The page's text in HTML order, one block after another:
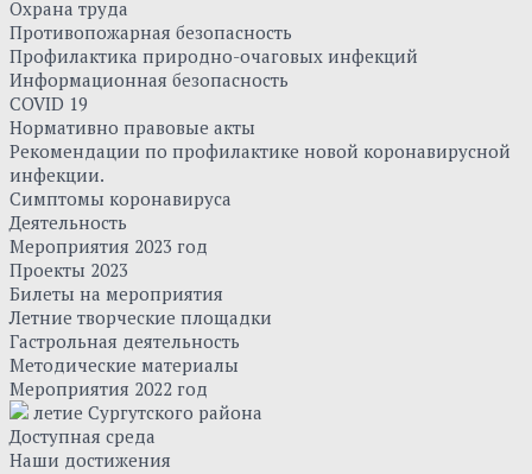
Охрана труда
Противопожарная безопасность
Профилактика природно-очаговых инфекций
Информационная безопасность
COVID 19
Нормативно правовые акты
Рекомендации по профилактике новой коронавирусной
инфекции.
Симптомы коронавируса
Деятельность
Мероприятия 2023 год
Проекты 2023
Билеты на мероприятия
Летние творческие площадки
Гастрольная деятельность
Методические материалы
Мероприятия 2022 год
летие Сургутского района
Доступная среда
Наши достижения